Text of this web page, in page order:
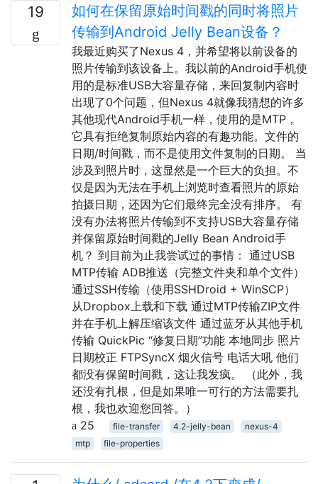
19
如何在保留原始时间戳的同时将照片
传输到Android Jelly Bean设备？
我最近购买了Nexus 4，并希望将以前设备的
照片传输到该设备上。我以前的Android手机使
用的是标准USB大容量存储，来回​​复制内容时
出现了0个问题，但Nexus 4就像我猜想的许多
其他现代Android手机一样，使用的是MTP，
它具有拒绝复制原始内容的有趣功能。文件的
日期/时间戳，而不是使用文件复制的日期。 当
涉及到照片时，这显然是一个巨大的负担。不
仅是因为无法在手机上浏览时查看照片的原始
拍摄日期，还因为它们最终完全没有排序。 有
没有办法将照片传输到不支持USB大容量存储
并保留原始时间戳的Jelly Bean Android手
机？ 到目前为止我尝试过的事情： 通过USB
MTP传输 ADB推送（完整文件夹和单个文件）
通过SSH传输（使用SSHDroid + WinSCP）
从Dropbox上载和下载 通过MTP传输ZIP文件
并在手机上解压缩该文件 通过蓝牙从其他手机
传输 QuickPic “修复日期”功能 本地同步 照片
日期校正 FTPSyncX 烟火信号 电话大吼 他们
都没有保留时间戳，这让我发疯。 （此外，我
还没有扎根，但是如果唯一可行的方法需要扎
根，我也欢迎您回答。）
25
file-transfer 4.2-jelly-bean
nexus-4
mtp
file-properties